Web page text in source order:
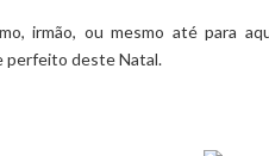
irmão, ou mesmo até para
perfeito deste Natal.